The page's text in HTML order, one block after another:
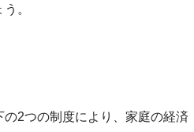
。
2つの制度により、家庭の経済